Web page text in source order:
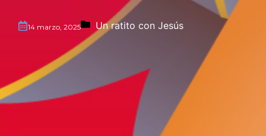
14 marzo, 2025 Un ratito con Jesús